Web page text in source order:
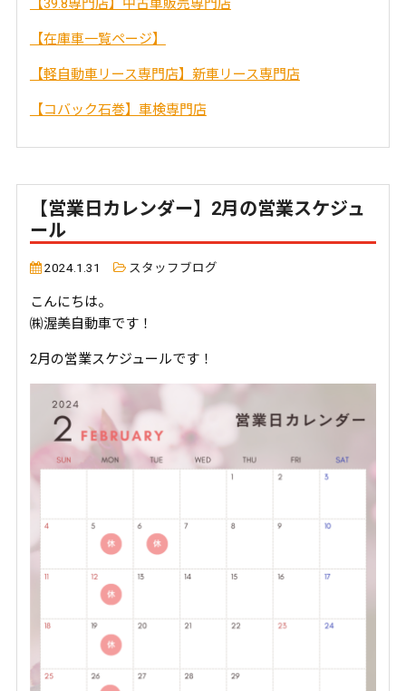
【39.8専門店】中古車販売専門店
【在庫車一覧ページ】
【軽自動車リース専門店】新車リース専門店
【コバック石巻】車検専門店
【営業日カレンダー】2月の営業スケジュ
ール
2024.1.31 スタッフブログ
こんにちは。
㈱渥美自動車です！
2月の営業スケジュールです！